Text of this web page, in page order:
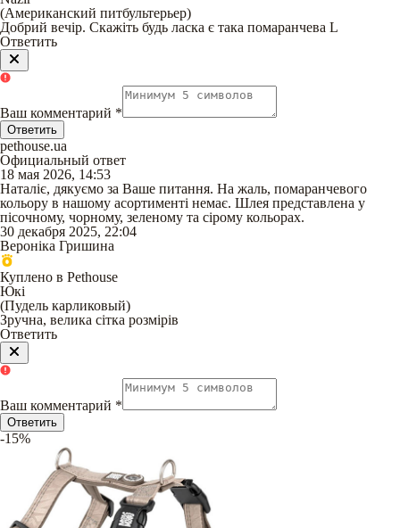
(Американский питбультерьер)
Добрий вечір. Скажіть будь ласка є така помаранчева L
Ответить
Ваш комментарий *
Ответить
pethouse.ua
Официальный ответ
18 мая 2026, 14:53
Наталіє, дякуємо за Ваше питання. На жаль, помаранчевого
кольору в нашому асортименті немає. Шлея представлена у
пісочному, чорному, зеленому та сірому кольорах.
30 декабря 2025, 22:04
Вероніка Гришина
Куплено в Pethouse
Юкі
(Пудель карликовый)
Зручна, велика сітка розмірів
Ответить
Ваш комментарий *
Ответить
-15%